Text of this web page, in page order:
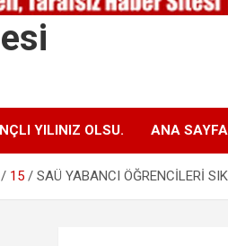
YILINIZ OLSU. ANA SAYFA
15 SAÜ YABANCI ÖĞRENCİLERİ